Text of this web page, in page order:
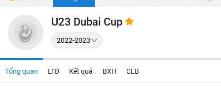
U23 Dubai Cup
Tổng quan LTĐ Kết quả BXH CLB